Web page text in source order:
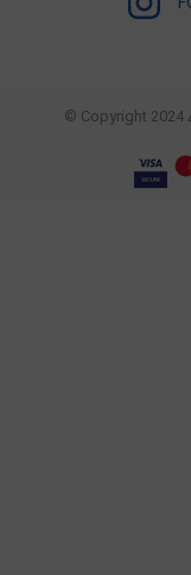
© Copyright 2024